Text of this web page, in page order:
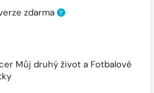
zdarma ?
Můj druhý život a Fotbalové